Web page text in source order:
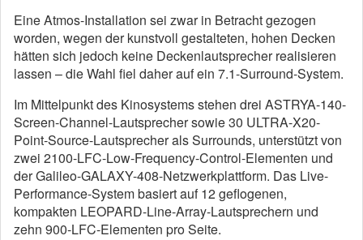
Eine Atmos-Installation sei zwar in Betracht gezogen
worden, wegen der kunstvoll gestalteten, hohen Decken
hätten sich jedoch keine Deckenlautsprecher realisieren
lassen – die Wahl fiel daher auf ein 7.1-Surround-System.
Im Mittelpunkt des Kinosystems stehen drei ASTRYA-140-
Screen-Channel-Lautsprecher sowie 30 ULTRA-X20-
Point-Source-Lautsprecher als Surrounds, unterstützt von
zwei 2100-LFC-Low-Frequency-Control-Elementen und
der Galileo-GALAXY-408-Netzwerkplattform. Das Live-
Performance-System basiert auf 12 geflogenen,
kompakten LEOPARD-Line-Array-Lautsprechern und
zehn 900-LFC-Elementen pro Seite.